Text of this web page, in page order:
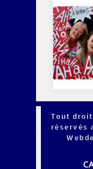
Tout
réservés